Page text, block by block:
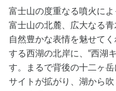
富士山の度重なる噴火に
富士山の北麓、広大なる
自然豊かな表情を魅せて
する西湖の北岸に、“西湖
す。まるで背後の十二ヶ
サイトが拡がり、湖から